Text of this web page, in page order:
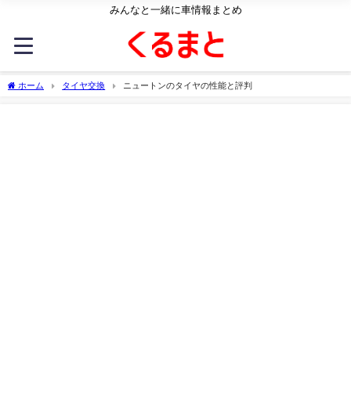
みんなと一緒に車情報まとめ
ホーム タイヤ交換 ニュートンのタイヤの性能と評判